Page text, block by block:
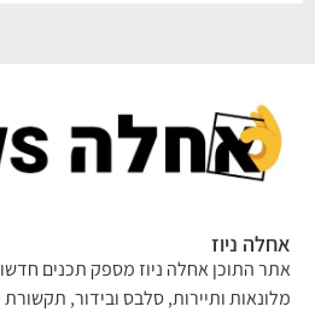
אחלה ניוז
אתר התוכן אחלה ניוז מספק תכנים
מלונאות ותיירות, סלבס ובידור,